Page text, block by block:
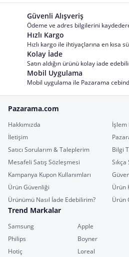
Güvenli Alışveriş
Ödeme ve adres bilgilerini
Hızlı Kargo
Hızlı kargo ile ihtiyaçlarına en kısa
Kolay İade
Satın aldığın ürünü kolay iade
Mobil Uygulama
Mobil uygulama ile Pazarama
Pazarama.com
Hakkımızda
İşlem
İletişim
Satıcı Sorularım & Taleplerim
Bilgi
Mesafeli Satış Sözleşmesi
Kampanya Kupon Kullanımları
Ürün Güvenliği
Ürün
Ürünümü Nasıl İade Edebilirim?
Ürün
Trend Markalar
Samsung Apple
Philips
Boyner
Hotiç
Loreal